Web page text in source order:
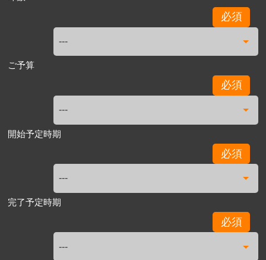
必須
ご予算
必須
開始予定時期
必須
完了予定時期
必須